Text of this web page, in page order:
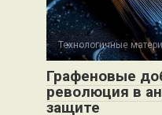
Технологичные
Графеновые
революция в
защите